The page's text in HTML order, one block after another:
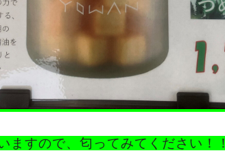
ますので、匂ってみてください！！